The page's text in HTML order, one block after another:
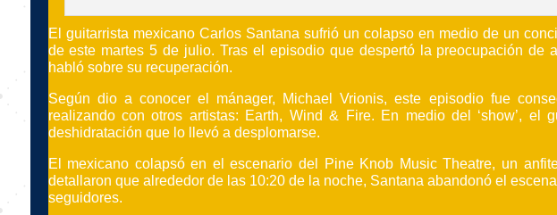
El guitarrista mexicano Carlos Santana sufrió un colapso en medio de un
de este martes 5 de julio. Tras el episodio que despertó la preocupación de
habló sobre su recuperación.
Según dio a conocer el mánager, Michael Vrionis, este episodio fue
realizando con otros artistas: Earth, Wind & Fire. En medio del ‘show’, el
deshidratación que lo llevó a desplomarse.
El mexicano colapsó en el escenario del Pine Knob Music Theatre, un
detallaron que alrededor de las 10:20 de la noche, Santana abandonó el
seguidores.